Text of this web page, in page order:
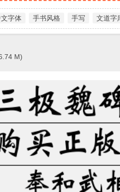
字体 手书风格 手写 文道字
M)